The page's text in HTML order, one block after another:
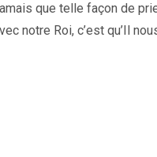
que telle façon de
notre Roi, c’est qu’Il